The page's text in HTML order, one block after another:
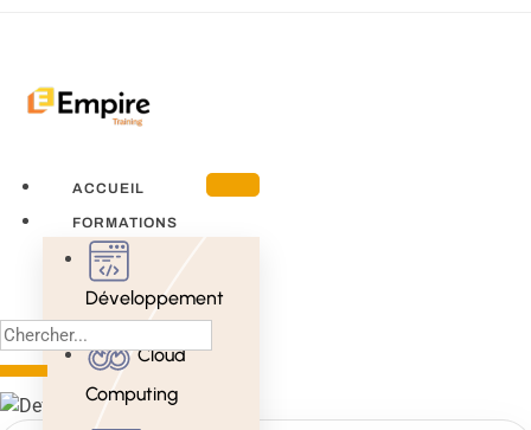
ACCUEIL
FORMATIONS
Développement
Cloud
Computing